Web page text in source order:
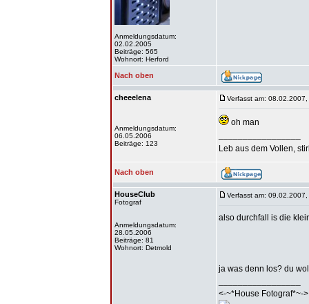
Anmeldungsdatum:
02.02.2005
Beiträge: 565
Wohnort: Herford
Nach oben
cheeelena
Anmeldungsdatum:
06.05.2006
Beiträge: 123
Verfasst am:
oh man
Leb aus dem Vollen,
Nach oben
HouseClub
Fotograf
Anmeldungsdatum:
28.05.2006
Beiträge: 81
Wohnort: Detmold
Verfasst am:
also durchfall is die
ja was denn los? du
<-~*House Fotograf*~->